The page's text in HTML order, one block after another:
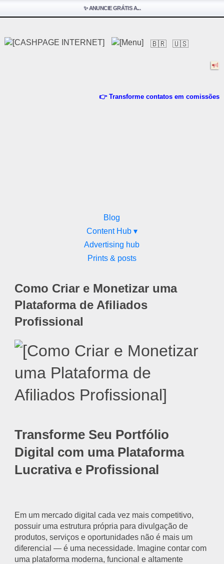
✨ ANUNCIE GRÁTIS A...
🇧🇷 🇺🇸
👉 Transforme contatos em comissões
Blog
Content Hub ▾
Advertising hub
Prints & posts
Como Criar e Monetizar uma
Plataforma de Afiliados
Profissional
Transforme Seu Portfólio
Digital com uma Plataforma
Lucrativa e Profissional
Em um mercado digital cada vez mais competitivo,
possuir uma estrutura própria para divulgação de
produtos, serviços e oportunidades não é mais um
diferencial — é uma necessidade. Imagine contar com
uma plataforma moderna, funcional e altamente